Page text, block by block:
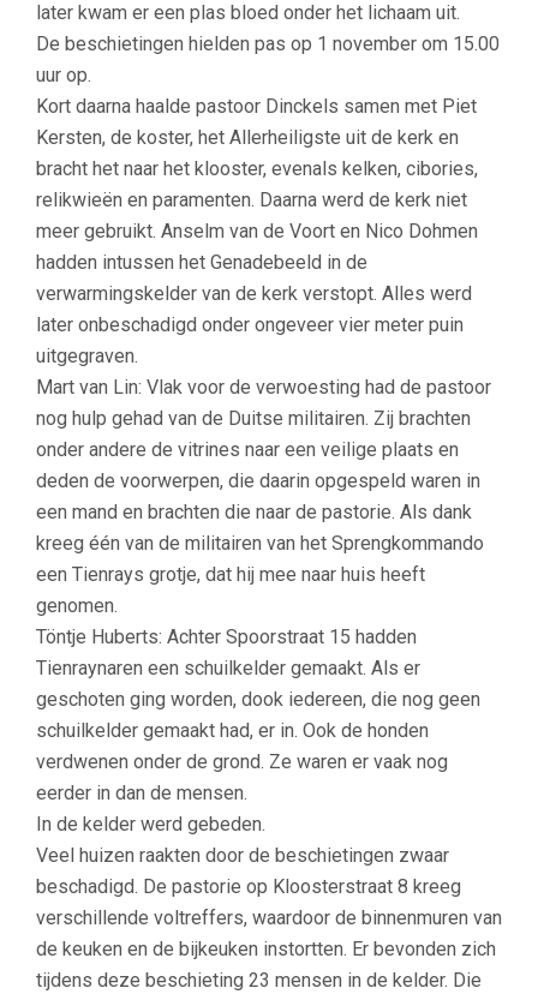
later kwam er een plas bloed onder het lichaam uit.
De beschietingen hielden pas op 1 november om 15.00
uur op.
Kort daarna haalde pastoor Dinckels samen met Piet
Kersten, de koster, het Allerheiligste uit de kerk en
bracht het naar het klooster, evenals kelken, cibories,
relikwieën en paramenten. Daarna werd de kerk niet
meer gebruikt. Anselm van de Voort en Nico Dohmen
hadden intussen het Genadebeeld in de
verwarmingskelder van de kerk verstopt. Alles werd
later onbeschadigd onder ongeveer vier meter puin
uitgegraven.
Mart van Lin: Vlak voor de verwoesting had de pastoor
nog hulp gehad van de Duitse militairen. Zij brachten
onder andere de vitrines naar een veilige plaats en
deden de voorwerpen, die daarin opgespeld waren in
een mand en brachten die naar de pastorie. Als dank
kreeg één van de militairen van het Sprengkommando
een Tienrays grotje, dat hij mee naar huis heeft
genomen.
Töntje Huberts: Achter Spoorstraat 15 hadden
Tienraynaren een schuilkelder gemaakt. Als er
geschoten ging worden, dook iedereen, die nog geen
schuilkelder gemaakt had, er in. Ook de honden
verdwenen onder de grond. Ze waren er vaak nog
eerder in dan de mensen.
In de kelder werd gebeden.
Veel huizen raakten door de beschietingen zwaar
beschadigd. De pastorie op Kloosterstraat 8 kreeg
verschillende voltreffers, waardoor de binnenmuren van
de keuken en de bijkeuken instortten. Er bevonden zich
tijdens deze beschieting 23 mensen in de kelder. Die